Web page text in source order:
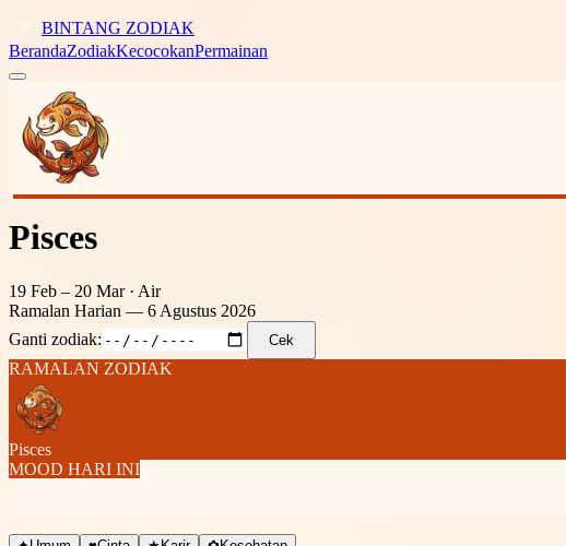
BINTANG ZODIAK
BerandaZodiakKecocokanPermainan
Pisces
19 Feb – 20 Mar· Air
Ramalan Harian — 6 Agustus 2026
Ganti zodiak:
Cek
RAMALAN ZODIAK
Pisces
MOOD HARI INI